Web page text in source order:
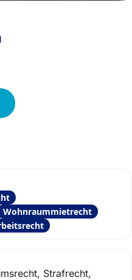
Wohnraummietrecht
Strafrecht,